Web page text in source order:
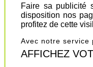
Faire sa publicité
disposition nos
profitez de cette
Avec notre service
AFFICHEZ